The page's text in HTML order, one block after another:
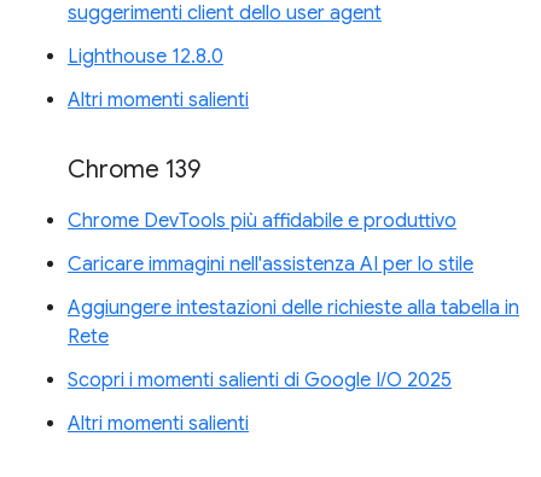
suggerimenti client dello user agent
Lighthouse 12.8.0
Altri momenti salienti
Chrome 139
Chrome DevTools più affidabile e produttivo
Caricare immagini nell'assistenza AI per lo stile
Aggiungere intestazioni delle richieste alla tabella in
Rete
Scopri i momenti salienti di Google I/O 2025
Altri momenti salienti